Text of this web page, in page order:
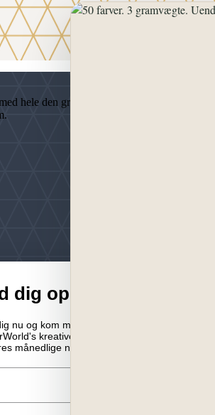
hele den grafiske branche; fra trykkerier
dig opdateret
nu og kom med på rejsen ind
kreative univers med
månedlige nyhedsbrev